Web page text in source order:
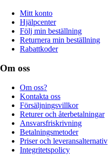
Mitt konto
Hjälpcenter
Följ min beställning
Returnera min beställning
Rabattkoder
Om oss
Om oss?
Kontakta oss
Försäljningsvillkor
Returer och återbetalningar
Ansvarsfriskrivning
Betalningsmetoder
Priser och leveransalternativ
Integritetspolicy